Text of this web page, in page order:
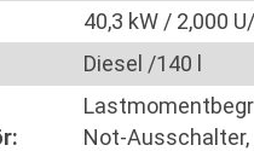
40,3 kW / 2,000
Diesel /140 l
Not-Ausschalter,